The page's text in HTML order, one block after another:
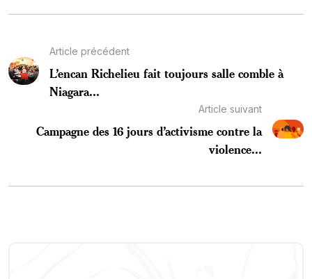
Article précédent
L’encan Richelieu fait toujours salle comble à
Niagara...
Article suivant
Campagne des 16 jours d’activisme contre la
violence...